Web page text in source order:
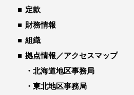
定款
財務情報
組織
拠点情報／アクセスマップ
北海道地区事務局
東北地区事務局